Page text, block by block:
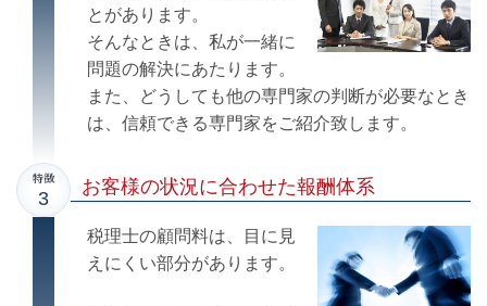
とがあります。
そんなときは、私が一緒に
問題の解決にあたります。
また、どうしても他の専門家の判断が必要なとき
は、信頼できる専門家をご紹介致します。
お客様の状況に合わせた報酬体系
税理士の顧問料は、目に見
えにくい部分があります。